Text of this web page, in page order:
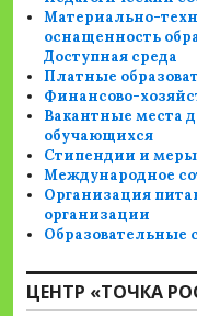
Материально-
оснащенность
Доступная среда
Платные
Финансово-
Вакантные места
обучающихся
Стипендии и
Международное
Организация
организации
Образовательные
ЦЕНТР «ТОЧКА